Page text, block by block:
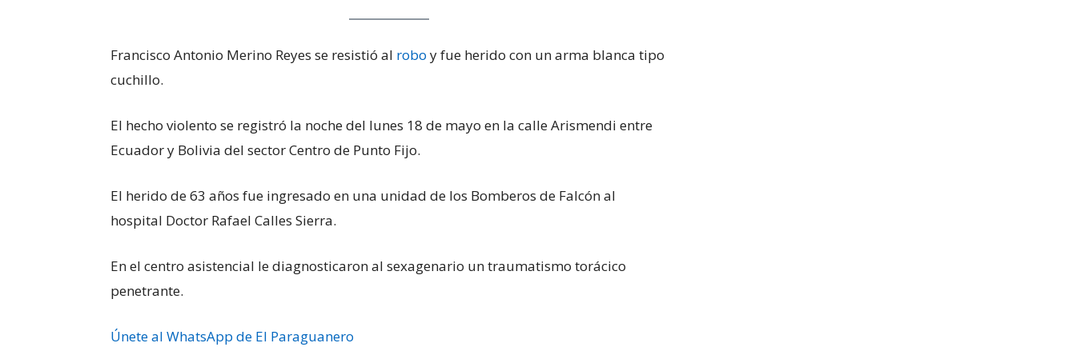
Francisco Antonio Merino Reyes se resistió al robo y fue herido con un arma blanca tipo
cuchillo.
El hecho violento se registró la noche del lunes 18 de mayo en la calle Arismendi entre
Ecuador y Bolivia del sector Centro de Punto Fijo.
El herido de 63 años fue ingresado en una unidad de los Bomberos de Falcón al
hospital Doctor Rafael Calles Sierra.
En el centro asistencial le diagnosticaron al sexagenario un traumatismo torácico
penetrante.
Únete al WhatsApp de El Paraguanero